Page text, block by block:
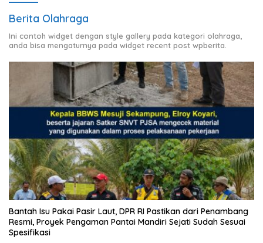
Berita Olahraga
Ini contoh widget dengan style gallery pada kategori olahraga,
anda bisa mengaturnya pada widget recent post wpberita.
Bantah Isu Pakai Pasir Laut, DPR RI Pastikan dari Penambang
Resmi, Proyek Pengaman Pantai Mandiri Sejati Sudah Sesuai
Spesifikasi